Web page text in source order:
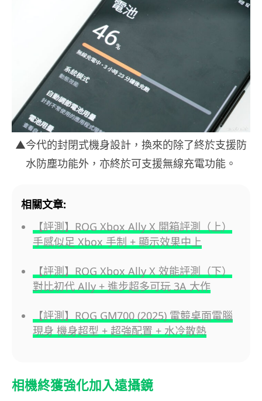
▲今代的封閉式機身設計，換來的除了終於支援防
水防塵功能外，亦終於可支援無線充電功能。
相關文章:
【評測】ROG Xbox Ally X 開箱評測（上）
手感似足 Xbox 手制 + 顯示效果中上
【評測】ROG Xbox Ally X 效能評測（下）
對比初代 Ally + 進步超多可玩 3A 大作
【評測】ROG GM700 (2025) 電競桌面電腦
現身 機身超型 + 超強配置 + 水冷散熱
相機終獲強化加入遠攝鏡